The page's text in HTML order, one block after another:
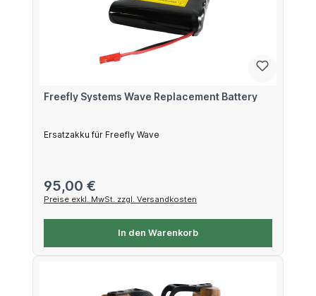
Freefly Systems Wave Replacement Battery
Ersatzakku für Freefly Wave
Regulärer Preis:
95,00 €
Preise exkl. MwSt. zzgl. Versandkosten
In den Warenkorb